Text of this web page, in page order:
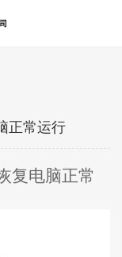
正常运行
复电脑正常